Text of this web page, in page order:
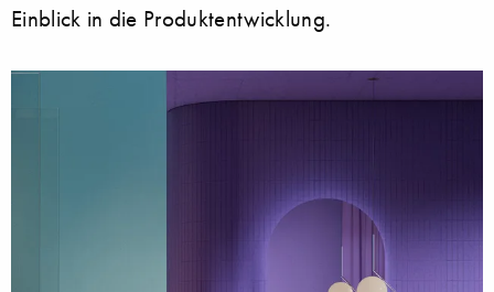
Einblick in die Produktentwicklung.